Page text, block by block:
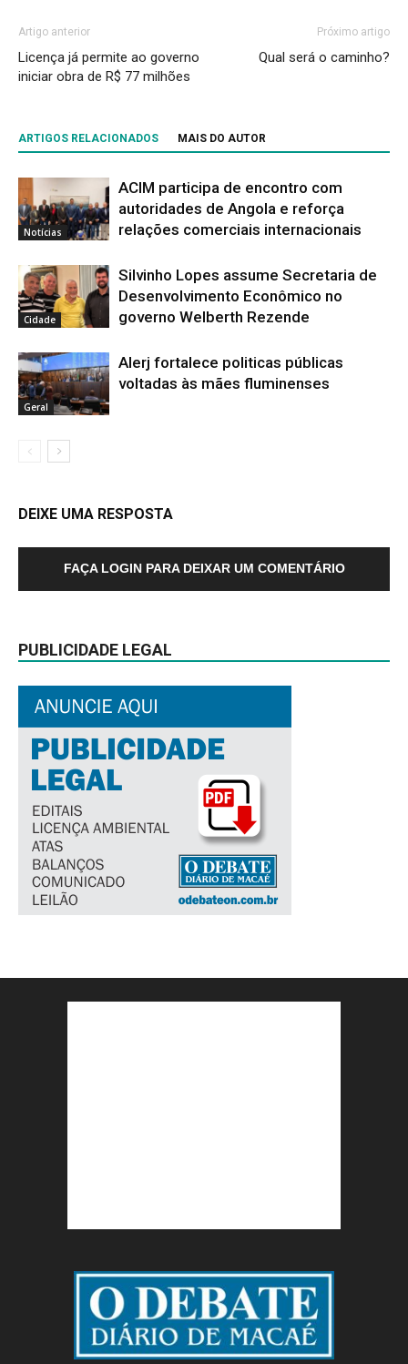
Artigo anterior
Licença já permite ao governo
iniciar obra de R$ 77 milhões
Próximo artigo
Qual será o caminho?
ARTIGOS RELACIONADOS MAIS DO AUTOR
Notícias
ACIM participa de encontro com
autoridades de Angola e reforça
relações comerciais internacionais
Cidade
Silvinho Lopes assume Secretaria de
Desenvolvimento Econômico no
governo Welberth Rezende
Geral
Alerj fortalece politicas públicas
voltadas às mães fluminenses
DEIXE UMA RESPOSTA
FAÇA LOGIN PARA DEIXAR UM COMENTÁRIO
PUBLICIDADE LEGAL